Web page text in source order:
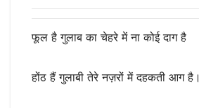
फूल है गुलाब का चेहरे में ना कोई दाग है
होंठ हैं गुलाबी तेरे नज़रों में दहकती आग है।